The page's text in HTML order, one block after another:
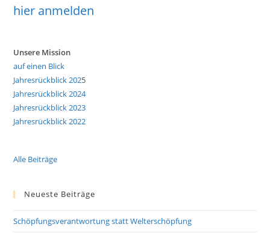
hier anmelden
Unsere Mission
auf einen Blick
Jahresrückblick 2025
Jahresrückblick 2024
Jahresrückblick 2023
Jahresrückblick 2022
Alle Beiträge
Neueste Beiträge
Schöpfungsverantwortung statt Welterschöpfung